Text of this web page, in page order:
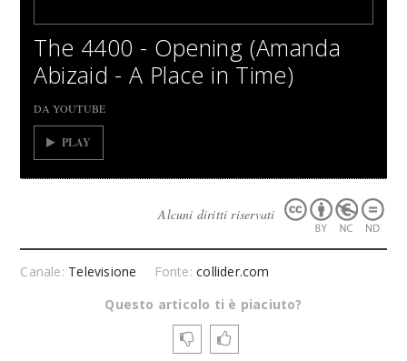
The 4400 - Opening (Amanda
Abizaid - A Place in Time)
DA YOUTUBE
PLAY
Alcuni diritti riservati
Canale: Televisione Fonte:collider.com
Questo articolo ti è piaciuto?